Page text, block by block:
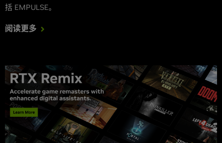
括 EMPULSE。
阅读更多